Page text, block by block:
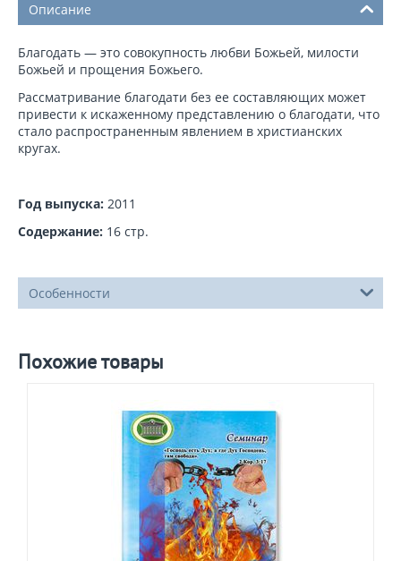
Описание
Благодать — это совокупность любви Божьей, милости
Божьей и прощения Божьего.
Рассматривание благодати без ее составляющих может
привести к искаженному представлению о благодати, что
стало распространенным явлением в христианских
кругах.
Год выпуска: 2011
Содержание: 16 стр.
Особенности
Похожие товары